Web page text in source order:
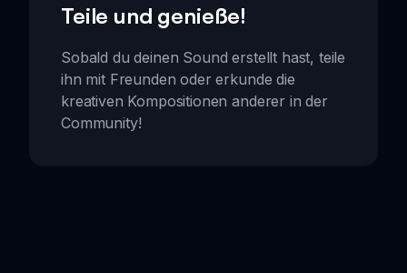
Teile und genieße!
Sobald du deinen Sound erstellt hast, teile
ihn mit Freunden oder erkunde die
kreativen Kompositionen anderer in der
Community!